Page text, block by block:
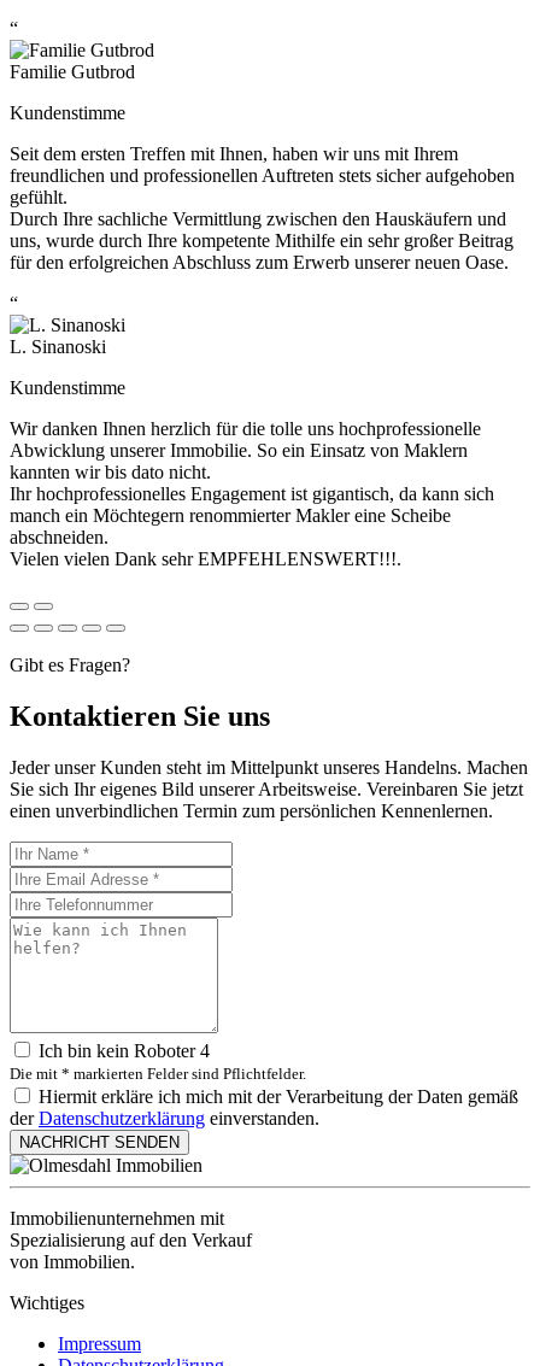
“
Familie Gutbrod
Kundenstimme
Seit dem ersten Treffen mit Ihnen, haben wir uns mit Ihrem
freundlichen und professionellen Auftreten stets sicher aufgehoben
gefühlt.
Durch Ihre sachliche Vermittlung zwischen den Hauskäufern und
uns, wurde durch Ihre kompetente Mithilfe ein sehr großer Beitrag
für den erfolgreichen Abschluss zum Erwerb unserer neuen Oase.
“
L. Sinanoski
Kundenstimme
Wir danken Ihnen herzlich für die tolle uns hochprofessionelle
Abwicklung unserer Immobilie. So ein Einsatz von Maklern
kannten wir bis dato nicht.
Ihr hochprofessionelles Engagement ist gigantisch, da kann sich
manch ein Möchtegern renommierter Makler eine Scheibe
abschneiden.
Vielen vielen Dank sehr EMPFEHLENSWERT!!!.
Gibt es Fragen?
Kontaktieren Sie uns
Jeder unser Kunden steht im Mittelpunkt unseres Handelns. Machen
Sie sich Ihr eigenes Bild unserer Arbeitsweise. Vereinbaren Sie jetzt
einen unverbindlichen Termin zum persönlichen Kennenlernen.
Ich bin kein Roboter4
Die mit * markierten Felder sind Pflichtfelder.
Hiermit erkläre ich mich mit der Verarbeitung der Daten gemäß
derDatenschutzerklärung einverstanden.
NACHRICHT SENDEN
Immobilienunternehmen mit
Spezialisierung auf den Verkauf
von Immobilien.
Wichtiges
Impressum